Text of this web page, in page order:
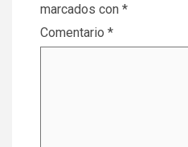
marcados con *
Comentario *